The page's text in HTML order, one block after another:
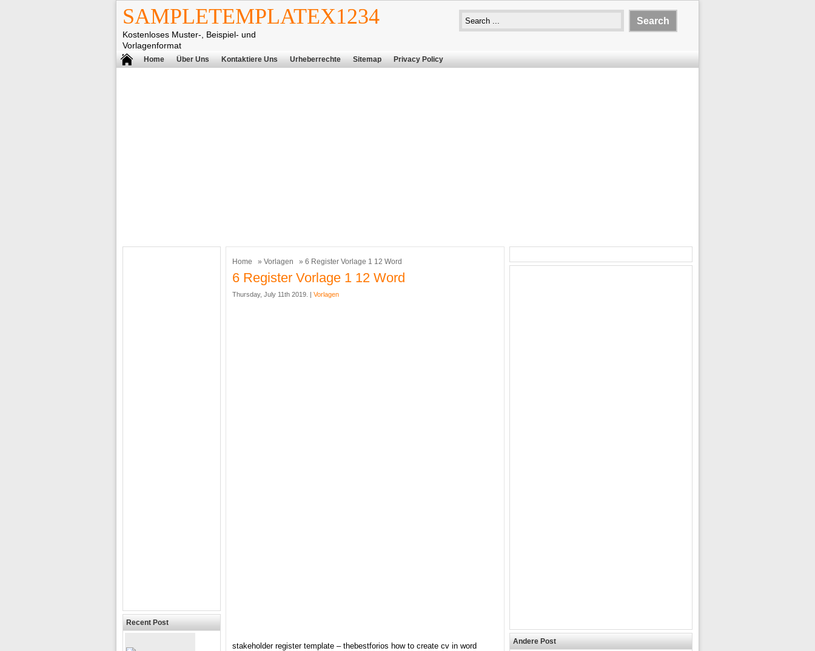
SAMPLETEMPLATEX1234
Kostenloses Muster-, Beispiel- und
Vorlagenformat
Home Über Uns Kontaktiere Uns Urheberrechte Sitemap Privacy Policy
Home » Vorlagen » 6 Register Vorlage 1 12 Word
6 Register Vorlage 1 12 Word
Thursday, July 11th 2019. | Vorlagen
stakeholder register template – thebestforios how to create cv in word
Recent Post
Andere Post